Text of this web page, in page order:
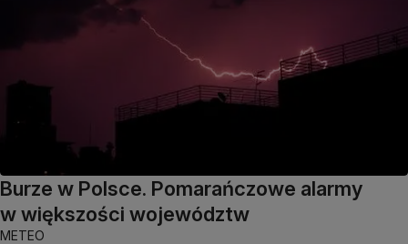
Burze w Polsce. Pomarańczowe alarmy
w większości województw
METEO